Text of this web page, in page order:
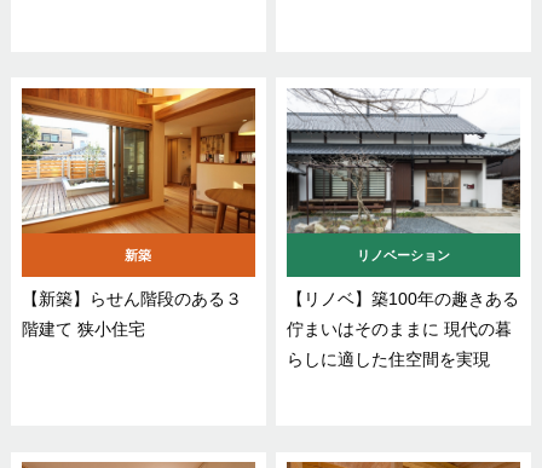
新築
【新築】らせん階段のある３
階建て 狭小住宅
リノベーション
【リノベ】築100年の趣きある
佇まいはそのままに 現代の暮
らしに適した住空間を実現